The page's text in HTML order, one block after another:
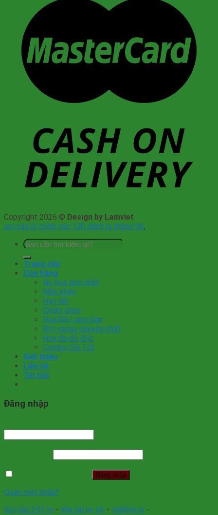
Copyright 2026 © Design by Lamviet
soi cầu lô chính xác 100 đánh la thắng 96,
Tìm
kiếm:
Trang chủ
Cửa hàng
Nụ hoa tam thất
Mắc khén
Hạt dổi
Chẩm chéo
Hoa hồi Lạng Sơn
Bột cacao nguyên chất
Hoa đu đủ đực
Combo Giá Tốt
Giới thiệu
Liên hệ
Tin tức
Đăng nhập
Đăng nhập
Quên mật khẩu?
Soi cầu 247 tv - nhà cái uy tín - crabbie.io -